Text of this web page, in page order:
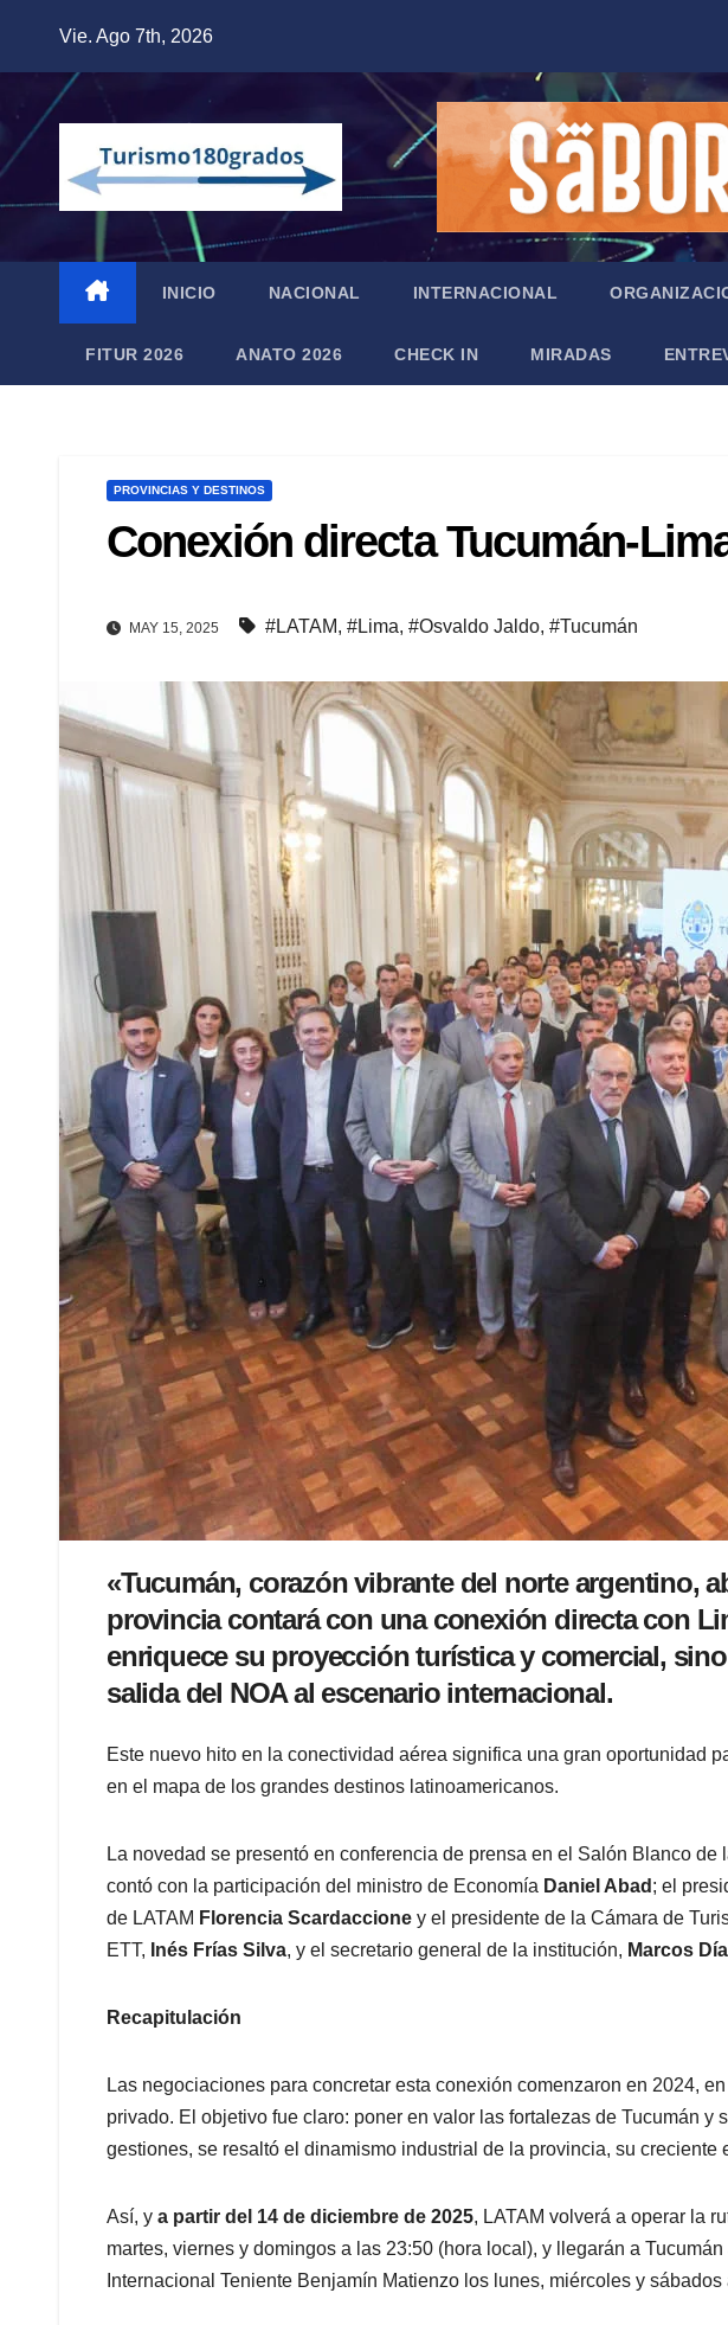
contenido
Vie. Ago 7th, 2026
INICIO NACIONAL INTERNACIONAL
FITUR 2026 ANATO 2026 CHECK IN MIRADAS
PROVINCIAS Y DESTINOS
Conexión directa Tucumán-
MAY 15, 2025 #LATAM, #Lima, #Osvaldo Jaldo, #Tucumán
«Tucumán, corazón vibrante del norte argentino,
provincia contará con una conexión directa con
enriquece su proyección turística y comercial,
salida del NOA al escenario internacional.
Este nuevo hito en la conectividad aérea significa una gran oportunidad
en el mapa de los grandes destinos latinoamericanos.
La novedad se presentó en conferencia de prensa en el Salón Blanco
contó con la participación del ministro de Economía Daniel Abad ; el
de LATAM Florencia Scardaccione y el presidente de la Cámara de
ETT, Inés Frías Silva, y el secretario general de la institución, Marcos
Recapitulación
Las negociaciones para concretar esta conexión comenzaron en 2024,
privado. El objetivo fue claro: poner en valor las fortalezas de Tucumán
gestiones, se resaltó el dinamismo industrial de la provincia, su
Así, y a partir del 14 de diciembre de 2025, LATAM volverá a operar la
martes, viernes y domingos a las 23:50 (hora local), y llegarán a
Internacional Teniente Benjamín Matienzo los lunes, miércoles y